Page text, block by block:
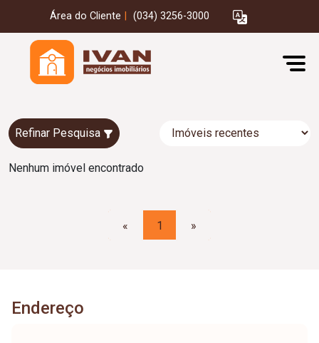
Área do Cliente (034) 3256-3000
Refinar Pesquisa
Nenhum imóvel encontrado
« 1 »
Endereço